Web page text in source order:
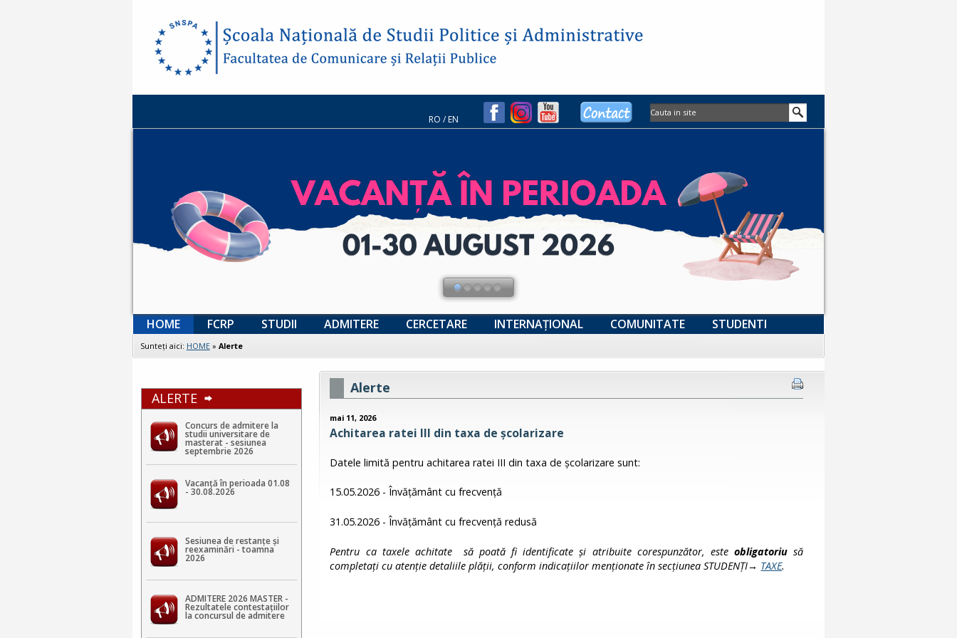
RO /EN
HOME FCRP STUDII ADMITERE CERCETARE INTERNAȚIONAL COMUNITATE STUDENTI
Sunteţi aici: HOME» Alerte
ALERTE
Concurs de admitere la
studii universitare de
masterat - sesiunea
septembrie 2026
Vacanță în perioada 01.08
- 30.08.2026
Sesiunea de restanțe și
reexaminări - toamna
2026
ADMITERE 2026 MASTER -
Rezultatele contestaţiilor
la concursul de admitere
Alerte
mai 11, 2026
Achitarea ratei III din taxa de școlarizare
Datele limită pentru achitarea ratei III din taxa de școlarizare sunt:
15.05.2026 - Învățământ cu frecvență
31.05.2026 - Învățământ cu frecvență redusă
Pentru ca taxele achitate să poată fi identificate și atribuite corespunzător, este obligatoriusă
completați cu atenție detaliile plății, conform indicațiilor menționate în secțiunea STUDENȚI→ TAXE.